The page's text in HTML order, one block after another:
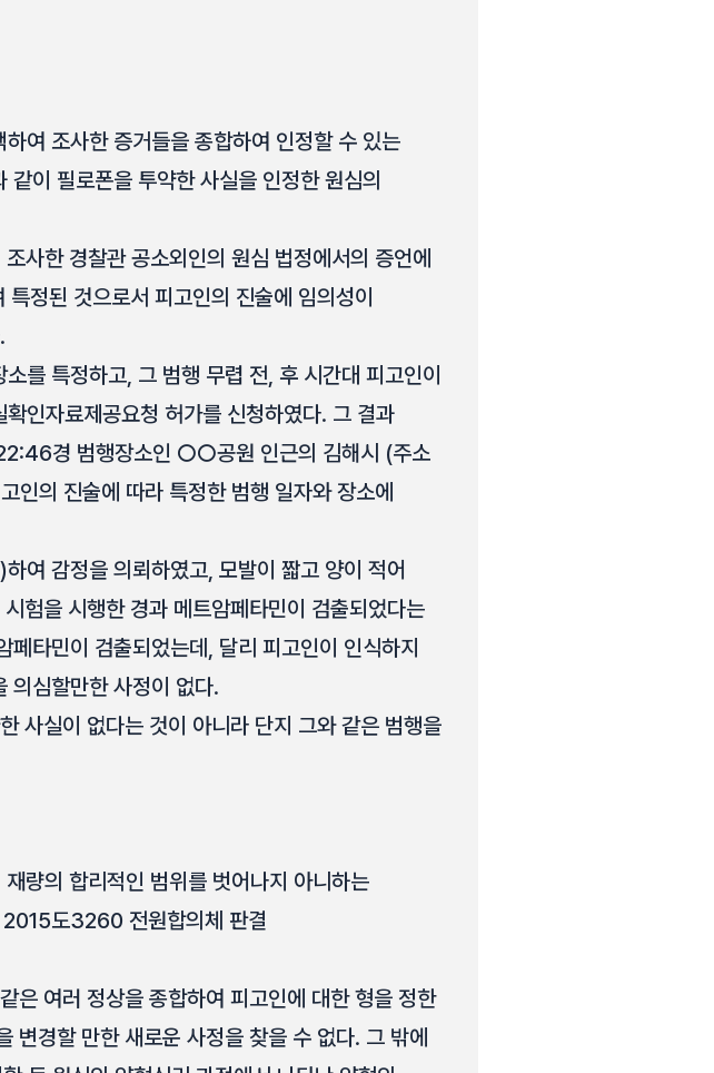
여 조사한 증거들을 종합하여 인정할 수 있는
이 필로폰을 투약한 사실을 인정한 원심의
사한 경찰관 공소외인의 원심 법정에서의 증언에
정된 것으로서 피고인의 진술에 임의성이
를 특정하고, 그 범행 무렵 전, 후 시간대 피고인이
인자료제공요청 허가를 신청하였다. 그 결과
경 범행장소인 ○○공원 인근의 김해시 (주소
인의 진술에 따라 특정한 범행 일자와 장소에
여 감정을 의뢰하였고, 모발이 짧고 양이 적어
험을 시행한 경과 메트암페타민이 검출되었다는
타민이 검출되었는데, 달리 피고인이 인식하지
의심할만한 사정이 없다.
사실이 없다는 것이 아니라 단지 그와 같은 범행을
량의 합리적인 범위를 벗어나지 아니하는
도3260 전원합의체 판결
은 여러 정상을 종합하여 피고인에 대한 형을 정한
변경할 만한 새로운 사정을 찾을 수 없다. 그 밖에